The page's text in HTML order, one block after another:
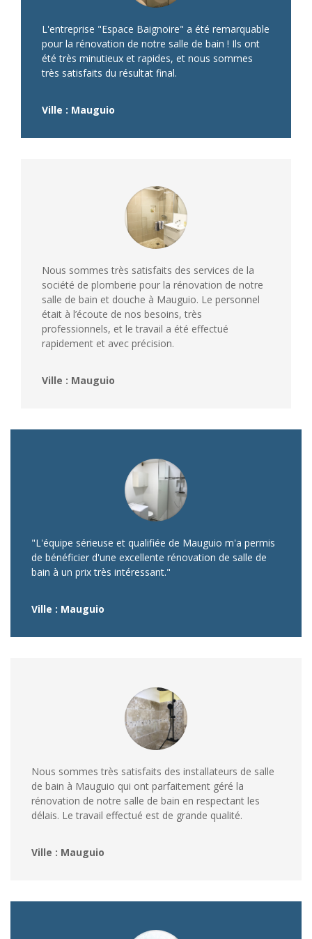
L'entreprise "Espace Baignoire" a été remarquable
pour la rénovation de notre salle de bain ! Ils ont
été très minutieux et rapides, et nous sommes
très satisfaits du résultat final.
Ville : Mauguio
Nous sommes très satisfaits des services de la
société de plomberie pour la rénovation de notre
salle de bain et douche à Mauguio. Le personnel
était à l’écoute de nos besoins, très
professionnels, et le travail a été effectué
rapidement et avec précision.
Ville : Mauguio
"L'équipe sérieuse et qualifiée de Mauguio m'a permis
de bénéficier d'une excellente rénovation de salle de
bain à un prix très intéressant."
Ville : Mauguio
Nous sommes très satisfaits des installateurs de salle
de bain à Mauguio qui ont parfaitement géré la
rénovation de notre salle de bain en respectant les
délais. Le travail effectué est de grande qualité.
Ville : Mauguio